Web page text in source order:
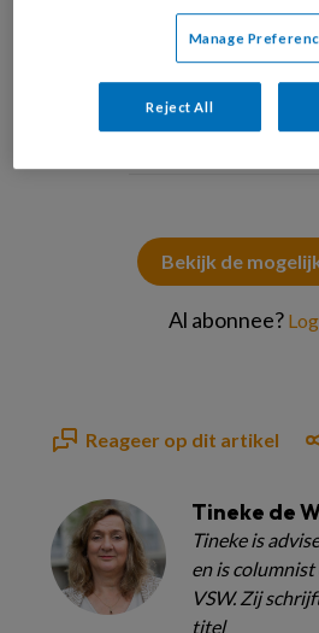
die ontwikkelingen?
Bekijk de
Al abonnee?
Reageer op dit artikel
Tineke de
Tineke is
en is
VSW. Zij
titel
Manage
Reject All